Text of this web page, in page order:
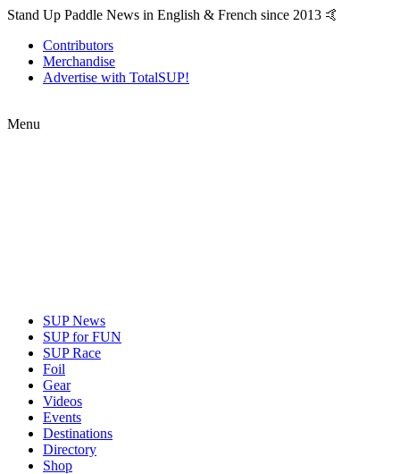
Stand Up Paddle News in English & French since 2013 🤙
Contributors
Merchandise
Advertise with TotalSUP!
Menu
SUP News
SUP for FUN
SUP Race
Foil
Gear
Videos
Events
Destinations
Directory
Shop